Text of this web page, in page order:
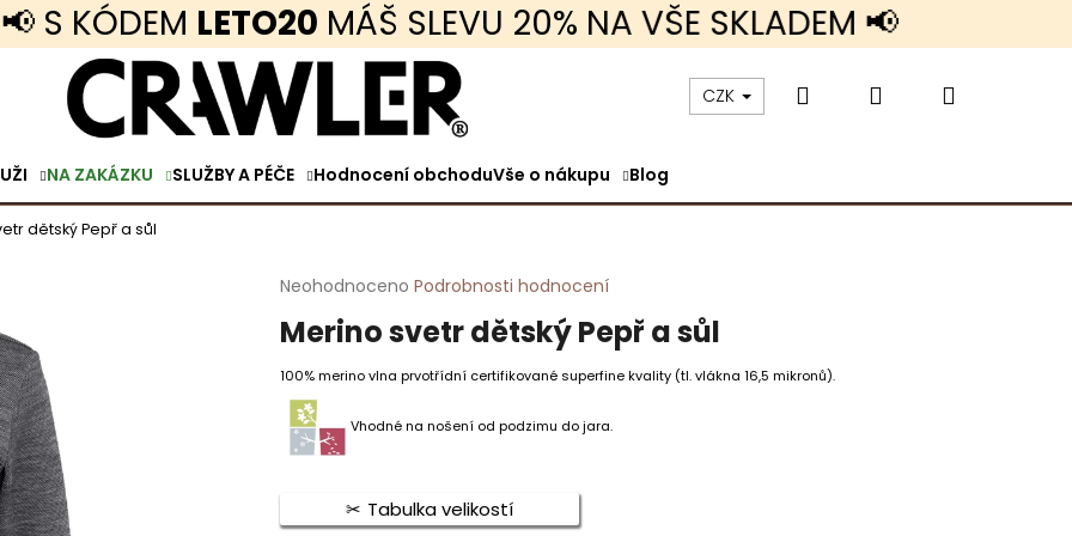
KÓDEMLETO20MÁŠ SLEVU 20% NA VŠE SKLADEM 📢
CZK HledatPřihlášeníNákupní
NA ZAKÁZKU SLUŽBY A PÉČE Hodnocení obchoduVše o nákupu Blog
dětský Pepř a sůl
Průměrné
produktu
0,0
hvězdiček.
Neohodnoceno Podrobnosti hodnocení
Merino svetr dětský Pepř a sůl
100% merino vlna prvotřídní certifikované superfine kvality (tl. vlákna 16,5 mikronů).
Vhodné na nošení od podzimu do jara.
Tabulka velikostí
Co potřebujete najít?
HLEDAT
MERINO TRIČKO KRÁTKÝ RUKÁV
STŘIH PÁNSKÉ ČERNÉ
MERINO TRIČKO KRÁTKÝ RUKÁV TENKÉ
ANTRACITOVÁ